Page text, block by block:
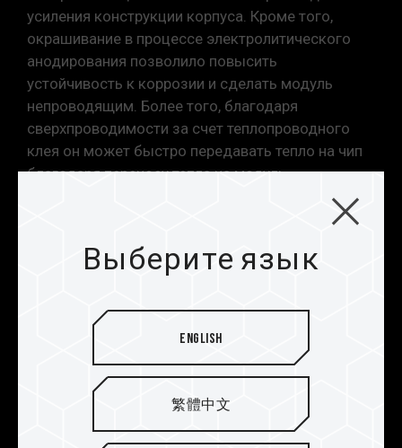
технологии разгона (XMP 2.0); в противном
случае память может не достичь заявленной
Модули памяти TEAMGROUP тестируются в
условиях нормального напряжения. При
возникновении проблем, связанных с
неисправностями процессора или
материнской платы, обратитесь в
обслуживания производителя процессора
усиления конструкции корпуса. Кроме того,
окрашивание в процессе электролитического
анодирования позволило повысить
устойчивость к коррозии и сделать модуль
непроводящим. Более того, благодаря
сверхпроводимости за счет теплопроводного
клея он может быстро передавать тепло на чип
благодаря переносу тепла на модуль
лучшего рассеивания тепла. Таким образом, на
диапазон температуры, обеспечивая
процесса и невероятную производительность
без задержек.
Выберите язык
English
繁體中文